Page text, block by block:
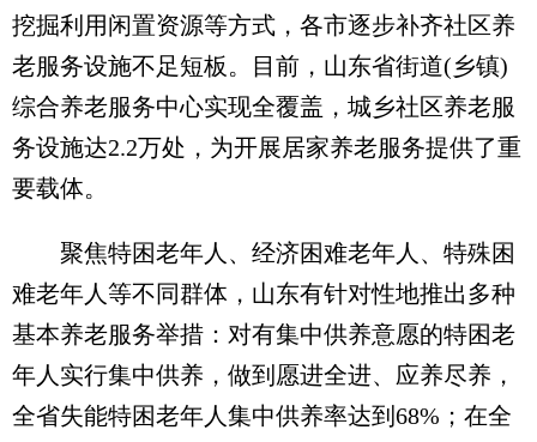
挖掘利用闲置资源等方式，各市逐步补齐社区养
老服务设施不足短板。目前，山东省街道(乡镇)
综合养老服务中心实现全覆盖，城乡社区养老服
务设施达2.2万处，为开展居家养老服务提供了重
要载体。
聚焦特困老年人、经济困难老年人、特殊困
难老年人等不同群体，山东有针对性地推出多种
基本养老服务举措：对有集中供养意愿的特困老
年人实行集中供养，做到愿进全进、应养尽养，
全省失能特困老年人集中供养率达到68%；在全